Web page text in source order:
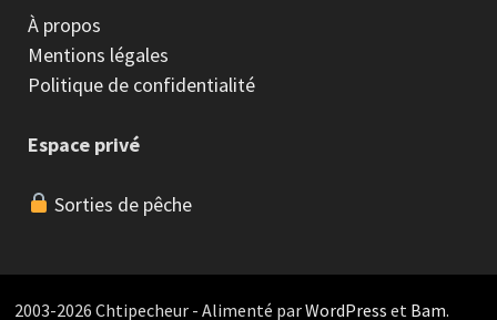
À propos
Mentions légales
Politique de confidentialité
Espace privé
Sorties de pêche
2003-2026 Chtipecheur - Alimenté parWordPress et Bam.